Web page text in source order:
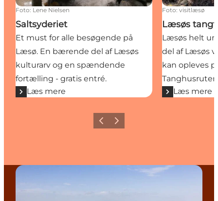
Foto: Lene Nielsen
Saltsyderiet
Et must for alle besøgende på
Læsø. En bærende del af Læsøs
kulturarv og en spændende
fortælling - gratis entré.
Læs mere
Foto: visitlæsø
Læsøs
Læsøs helt
del af Læsøs
kan opleves
Læs mere
Forrige billede
Næste billede